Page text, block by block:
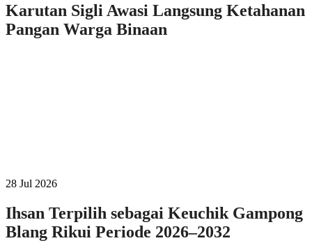
Karutan Sigli Awasi Langsung Ketahanan
Pangan Warga Binaan
28 Jul 2026
Ihsan Terpilih sebagai Keuchik Gampong
Blang Rikui Periode 2026–2032